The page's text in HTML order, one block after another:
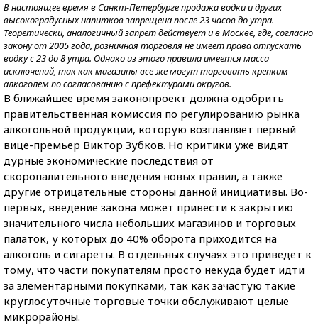
В настоящее время в Санкт-Петербурге продажа водки и других
высокоградусных напитков запрещена после 23 часов до утра.
Теоретически, аналогичный запрет действует и в Москве, где, согласно
закону от 2005 года, розничная торговля не имеет права отпускать
водку с 23 до 8 утра. Однако из этого правила имеется масса
исключений, так как магазины все же могут торговать крепким
алкоголем по согласованию с префектурами округов.
В ближайшее время законопроект должна одобрить
правительственная комиссия по регулированию рынка
алкогольной продукции, которую возглавляет первый
вице-премьер Виктор Зубков. Но критики уже видят
дурные экономические последствия от
скоропалительного введения новых правил, а также
другие отрицательные стороны данной инициативы. Во-
первых, введение закона может привести к закрытию
значительного числа небольших магазинов и торговых
палаток, у которых до 40% оборота приходится на
алкоголь и сигареты. В отдельных случаях это приведет к
тому, что части покупателям просто некуда будет идти
за элементарными покупками, так как зачастую такие
круглосуточные торговые точки обслуживают целые
микрорайоны.